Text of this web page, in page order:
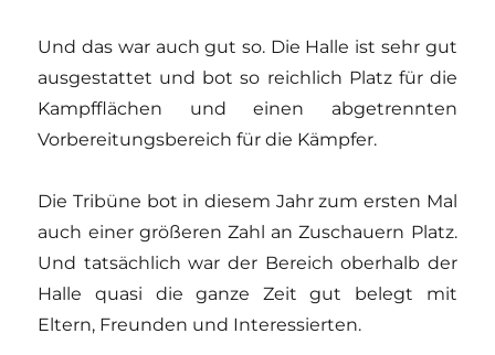
Und das war auch gut so. Die Halle ist sehr gut
ausgestattet und bot so reichlich Platz für die
Kampfflächen und einen abgetrennten
Vorbereitungsbereich für die Kämpfer.
Die Tribüne bot in diesem Jahr zum ersten Mal
auch einer größeren Zahl an Zuschauern Platz.
Und tatsächlich war der Bereich oberhalb der
Halle quasi die ganze Zeit gut belegt mit
Eltern, Freunden und Interessierten.